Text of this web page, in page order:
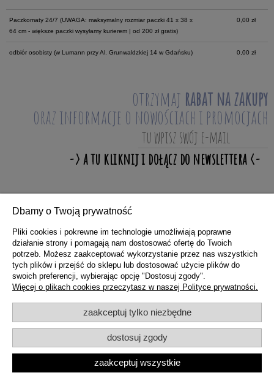
Paczkomaty 24/7 (UWAGA: maksymalny rozmiar paczki 41 x 38 x
64 cm - większe paczki wysyłamy kurierem | od 200 zł gratis)
0,00 zł
odbiór osobisty (w Lumann przy Al. Grunwaldzkiej 14 w Gdańsku) 0,00 zł
otrzymaj rabat na zakupy
oraz informacje o nowościach i promocjach
ZAKUPY
POMOC
INFORMACJE
Dbamy o Twoją prywatność
Pliki cookies i pokrewne im technologie umożliwiają poprawne
działanie strony i pomagają nam dostosować ofertę do Twoich
potrzeb. Możesz zaakceptować wykorzystanie przez nas wszystkich
tych plików i przejść do sklepu lub dostosować użycie plików do
swoich preferencji, wybierając opcję "Dostosuj zgody".
Więcej o plikach cookies przeczytasz w naszej Polityce prywatności.
zaakceptuj tylko niezbędne
dostosuj zgody
zaakceptuj wszystkie